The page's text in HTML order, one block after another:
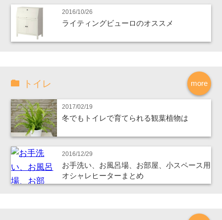
2016/10/26
ライティングビューロのオススメ
more
トイレ
2017/02/19
冬でもトイレで育てられる観葉植物は
2016/12/29
お手洗い、お風呂場、お部屋、小スペース用
オシャレヒーターまとめ